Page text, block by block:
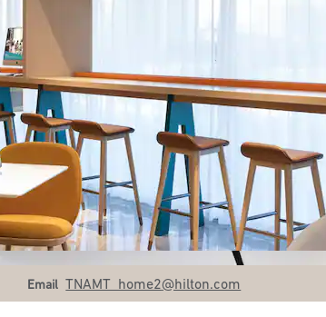
Email
Email TNAMT_home2@hilton.com